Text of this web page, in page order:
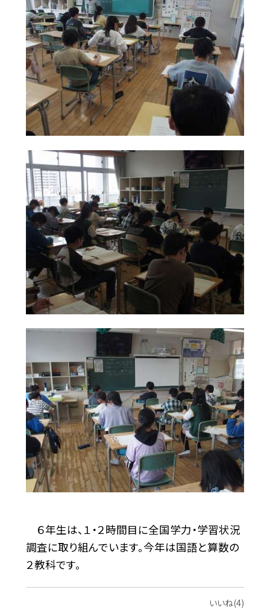
６年生は、１・２時間目に全国学力・学習状況
調査に取り組んでいます。今年は国語と算数の
２教科です。
いいね(4)